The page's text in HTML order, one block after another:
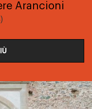
Arancioni